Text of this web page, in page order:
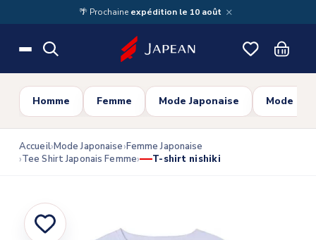
Skip to main content🌴 Prochaine expédition le 10 août ×
Homme Femme Mode Japonaise Mode
Accueil Mode Japonaise Femme Japonaise
Tee Shirt Japonais Femme
T-shirt nishiki